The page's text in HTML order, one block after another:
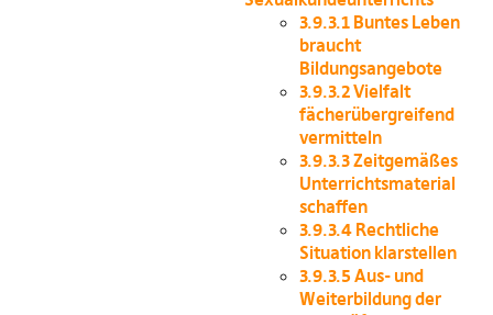
3.9.3.1 Buntes Leben
braucht
Bildungsangebote
3.9.3.2Vielfalt
fächerübergreifend
vermitteln
3.9.3.3Zeitgemäßes
Unterrichtsmaterial
schaffen
3.9.3.4 Rechtliche
Situation klarstellen
3.9.3.5 Aus- und
Weiterbildung der